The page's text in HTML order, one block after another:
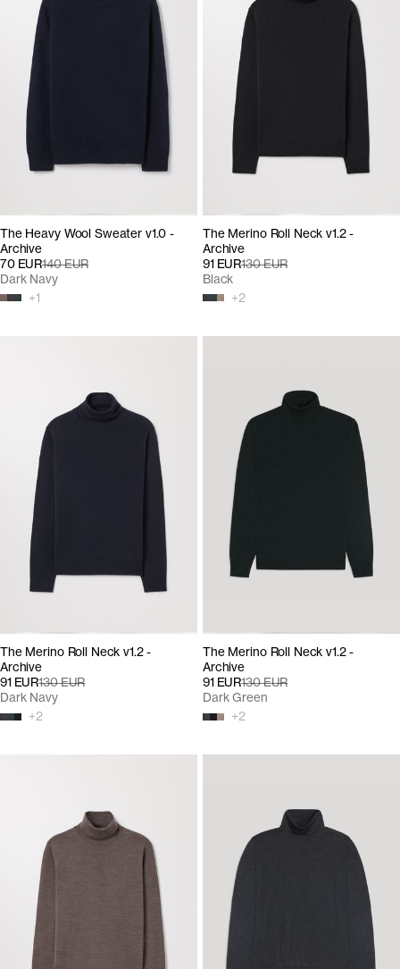
The Heavy Wool Sweater v1.0 -
Archive
70 EUR140 EUR
+1
Dark Navy
The Merino Roll Neck v1.2 -
Archive
91 EUR130 EUR
+2
Black
The Merino Roll Neck v1.2 -
Archive
91 EUR130 EUR
+2
Dark Navy
The Merino Roll Neck v1.2 -
Archive
91 EUR130 EUR
+2
Dark Green